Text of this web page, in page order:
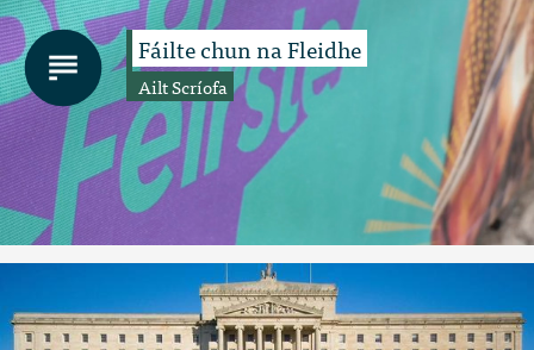
Fáilte chun na Fleidhe
Ailt Scríofa